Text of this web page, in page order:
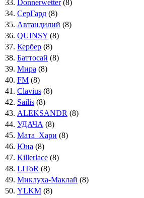
33. Donnerwetter(8)
34. СерГард (8)
35. Автандилий (8)
36. QUINSY (8)
37. Кербер (8)
38. Баттосай (8)
39. Мира (8)
40. FM (8)
41. Clavius (8)
42. Sailis (8)
43. ALEKSANDR (8)
44. УДАЧА (8)
45. Мата_Хари (8)
46. Юна (8)
47. Killerlace (8)
48. LIToR (8)
49. Миклуха-Маклай (8)
50. YLKM (8)